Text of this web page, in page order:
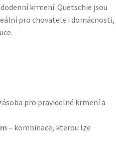
krmení. Quetschie jsou
pro chovatele i domácnosti,
pro pravidelné krmení a
– kombinace, kterou lze